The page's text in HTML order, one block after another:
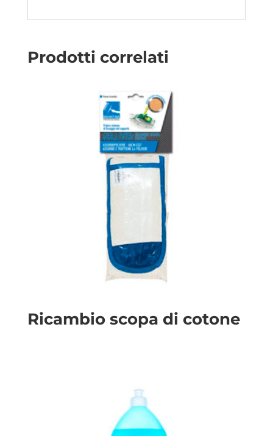
Prodotti correlati
Ricambio scopa di cotone